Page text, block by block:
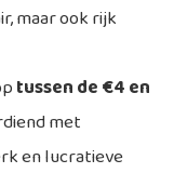
maar ook rijk
tussen de €4 en
met
en lucratieve